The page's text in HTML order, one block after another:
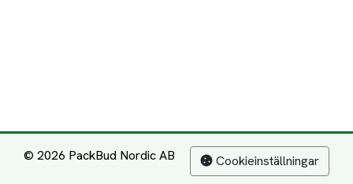
© 2026 PackBud Nordic AB Cookieinställningar